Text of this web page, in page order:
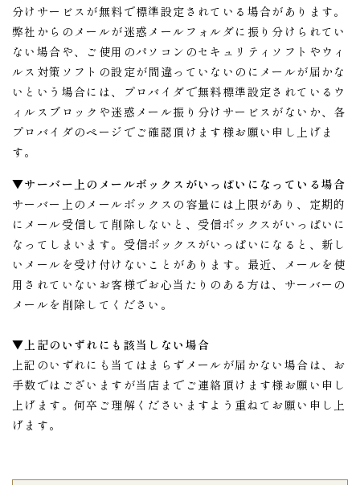
分けサービスが無料で標準設定されている場合があります。
弊社からのメールが迷惑メールフォルダに振り分けられてい
ない場合や、ご使用のパソコンのセキュリティソフトやウィ
ルス対策ソフトの設定が間違っていないのにメールが届かな
いという場合には、プロバイダで無料標準設定されているウ
ィルスブロックや迷惑メール振り分けサービスがないか、各
プロバイダのページでご確認頂けます様お願い申し上げま
す。
▼サーバー上のメールボックスがいっぱいになっている場合
サーバー上のメールボックスの容量には上限があり、定期的
にメール受信して削除しないと、受信ボックスがいっぱいに
なってしまいます。受信ボックスがいっぱいになると、新し
いメールを受け付けないことがあります。最近、メールを使
用されていないお客様でお心当たりのある方は、サーバーの
メールを削除してください。
▼上記のいずれにも該当しない場合
上記のいずれにも当てはまらずメールが届かない場合は、お
手数ではございますが当店までご連絡頂けます様お願い申し
上げます。何卒ご理解くださいますよう重ねてお願い申し上
げます。